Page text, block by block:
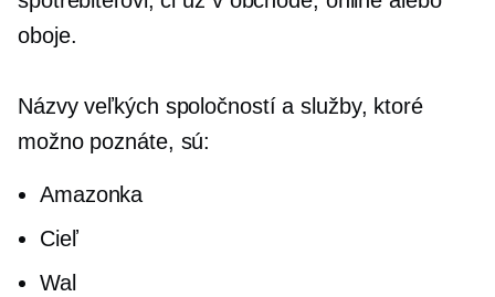
oboje.
Názvy veľkých spoločností a služby, ktoré
možno poznáte, sú:
Amazonka
Cieľ
Wal